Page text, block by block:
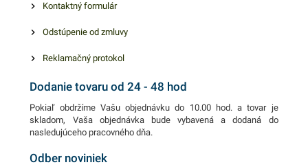
Kontaktný formulár
Odstúpenie od zmluvy
Reklamačný protokol
Dodanie tovaru od 24 - 48 hod
Pokiaľ obdržíme Vašu objednávku do 10.00 hod. a tovar je
skladom, Vaša objednávka bude vybavená a dodaná do
nasledujúceho pracovného dňa.
Odber noviniek